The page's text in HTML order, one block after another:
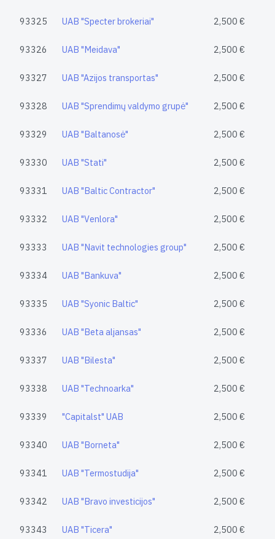
93325 UAB "Specter brokeriai" 2,500 €
93326 UAB "Meidava" 2,500 €
93327 UAB "Azijos transportas" 2,500 €
93328 UAB "Sprendimų valdymo grupė" 2,500 €
93329 UAB "Baltanosė" 2,500 €
93330 UAB "Stati" 2,500 €
93331 UAB "Baltic Contractor" 2,500 €
93332 UAB "Venlora" 2,500 €
93333 UAB "Navit technologies group" 2,500 €
93334 UAB "Bankuva" 2,500 €
93335 UAB "Syonic Baltic" 2,500 €
93336 UAB "Beta aljansas" 2,500 €
93337 UAB "Bilesta" 2,500 €
93338 UAB "Technoarka" 2,500 €
93339 "Capitalst" UAB 2,500 €
93340 UAB "Borneta" 2,500 €
93341 UAB "Termostudija" 2,500 €
93342 UAB "Bravo investicijos" 2,500 €
93343 UAB "Ticera" 2,500 €